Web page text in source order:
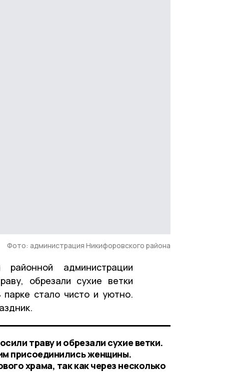
Фото: администрация Никифоровского района
районной администрации
обрезали сухие ветки
стало чисто и уютно.
траву и обрезали сухие ветки.
присоединились женщины.
храма, так как через несколько